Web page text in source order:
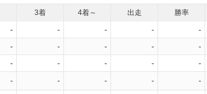
3着 4着～ 出走 勝率
- - - - -
- - - - -
- - - - -
- - - - -